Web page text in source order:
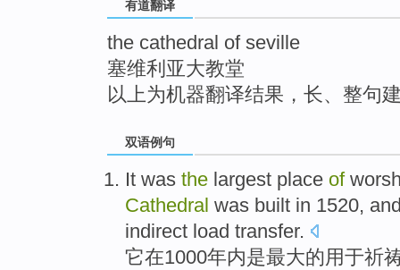
有道翻译
the cathedral of seville
塞维利亚大教堂
以上为机器翻译结果，长、整句
双语例句
It was the largest place of
Cathedral was built in 1520,
indirect load transfer.
它在1000年内是最大的用于祈